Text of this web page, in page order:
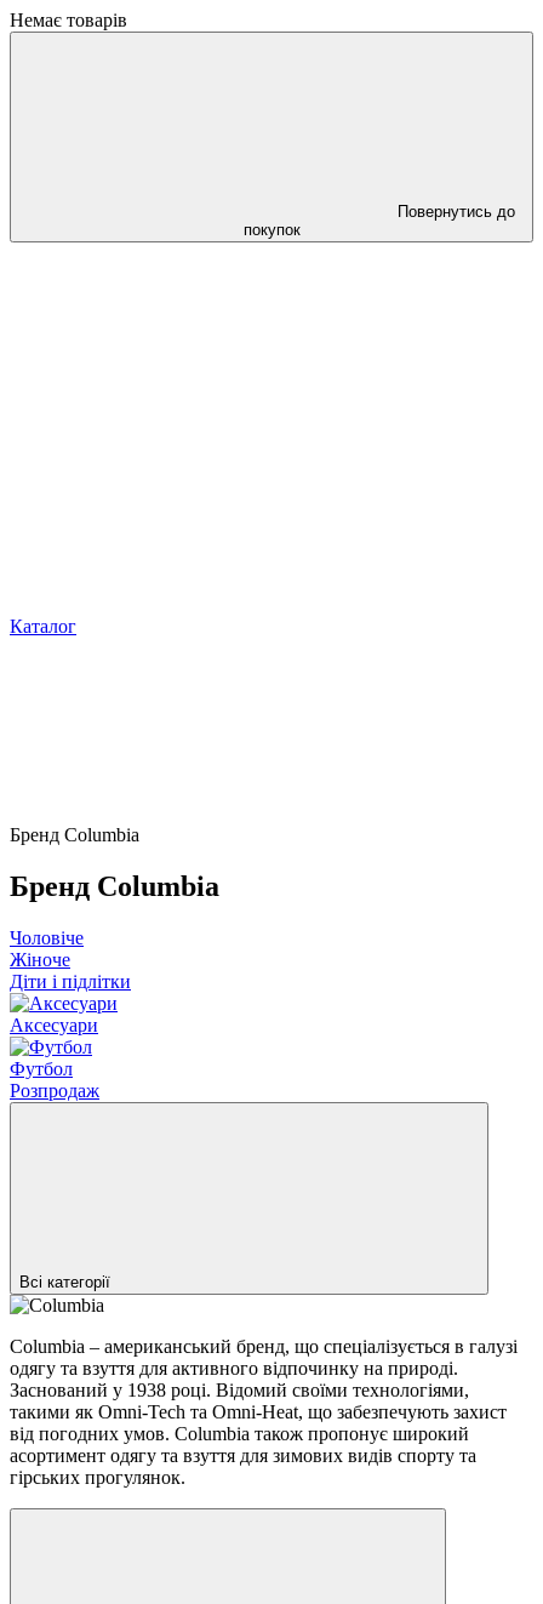
Немає товарів
Повернутись до
покупок
Каталог
Бренд Columbia
Бренд Columbia
Чоловіче
Жіноче
Діти і підлітки
Аксесуари
Футбол
Розпродаж
Всі категорії
Columbia – американський бренд, що спеціалізується в галузі
одягу та взуття для активного відпочинку на природі.
Заснований у 1938 році. Відомий своїми технологіями,
такими як Omni-Tech та Omni-Heat, що забезпечують захист
від погодних умов. Columbia також пропонує широкий
асортимент одягу та взуття для зимових видів спорту та
гірських прогулянок.